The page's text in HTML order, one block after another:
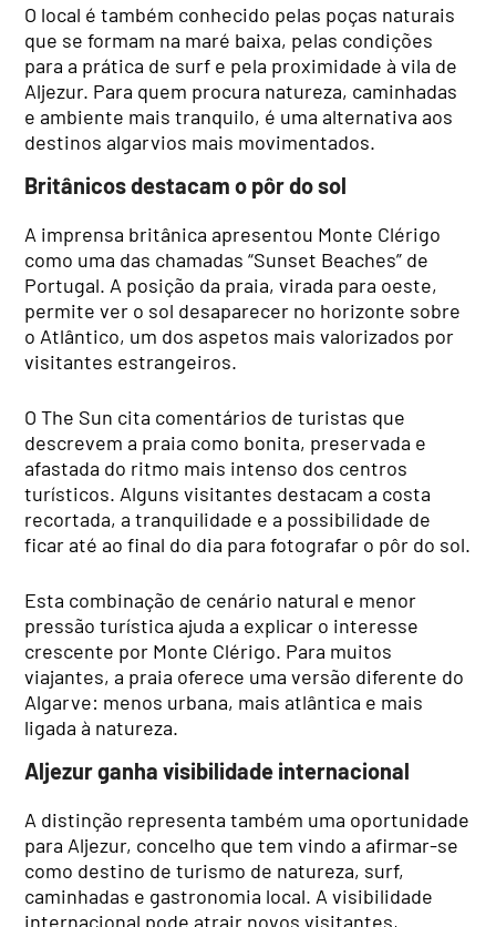
O local é também conhecido pelas poças naturais
que se formam na maré baixa, pelas condições
para a prática de surf e pela proximidade à vila de
Aljezur. Para quem procura natureza, caminhadas
e ambiente mais tranquilo, é uma alternativa aos
destinos algarvios mais movimentados.
Britânicos destacam o pôr do sol
A imprensa britânica apresentou Monte Clérigo
como uma das chamadas “Sunset Beaches” de
Portugal. A posição da praia, virada para oeste,
permite ver o sol desaparecer no horizonte sobre
o Atlântico, um dos aspetos mais valorizados por
visitantes estrangeiros.
O The Sun cita comentários de turistas que
descrevem a praia como bonita, preservada e
afastada do ritmo mais intenso dos centros
turísticos. Alguns visitantes destacam a costa
recortada, a tranquilidade e a possibilidade de
ficar até ao final do dia para fotografar o pôr do sol.
Esta combinação de cenário natural e menor
pressão turística ajuda a explicar o interesse
crescente por Monte Clérigo. Para muitos
viajantes, a praia oferece uma versão diferente do
Algarve: menos urbana, mais atlântica e mais
ligada à natureza.
Aljezur ganha visibilidade internacional
A distinção representa também uma oportunidade
para Aljezur, concelho que tem vindo a afirmar-se
como destino de turismo de natureza, surf,
caminhadas e gastronomia local. A visibilidade
internacional pode atrair novos visitantes,